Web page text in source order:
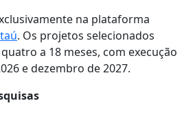
na plataforma
. Os projetos selecionados
a 18 meses, com execução
e dezembro de 2027.